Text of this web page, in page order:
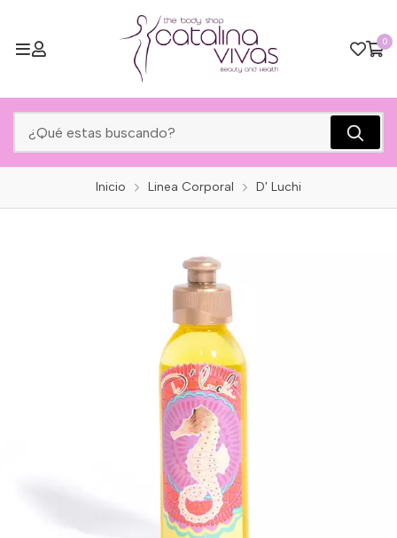
0
Inicio Linea Corporal D' Luchi